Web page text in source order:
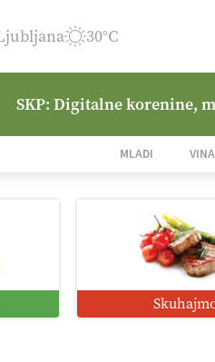
Ljubljana 30°C
SKP: Digitalne korenine,
MLADI
Vrt Dvorjane Hills
Digitalno od satelita do
Digitalizacija z GPS